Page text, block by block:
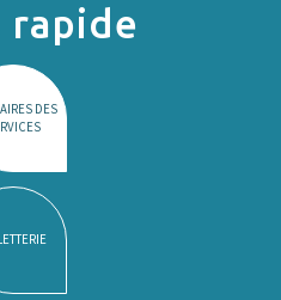
rapide
DES